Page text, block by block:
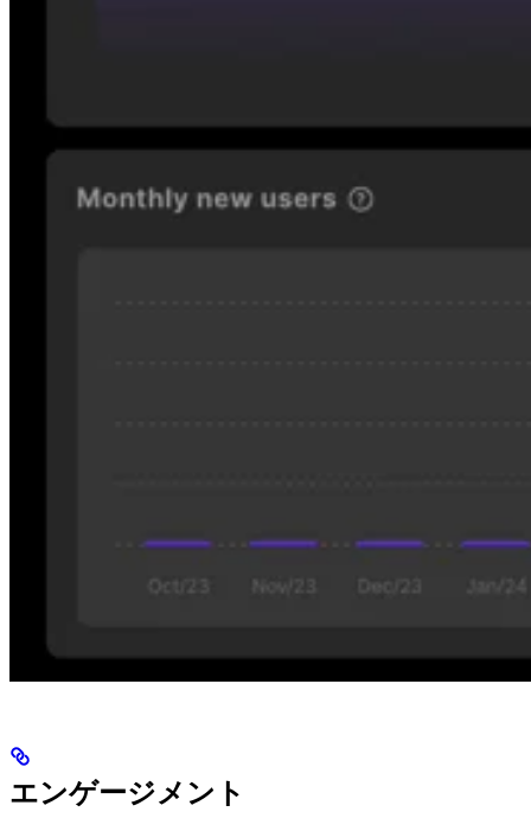
エンゲージメント